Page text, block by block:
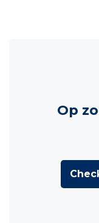
Op